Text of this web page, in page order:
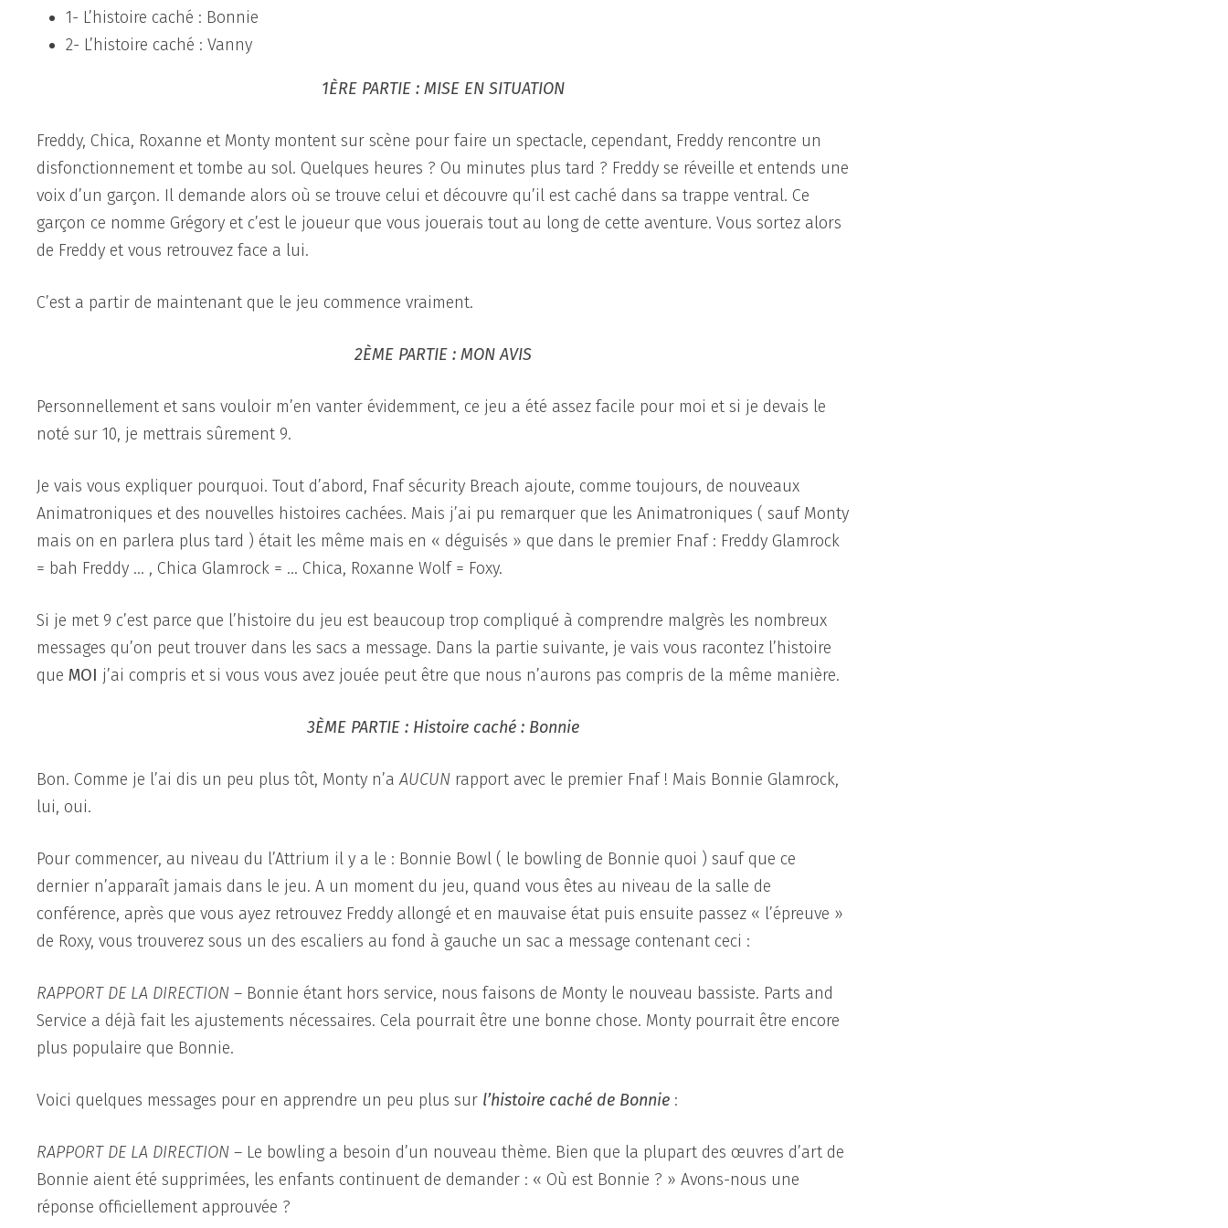
1- L’histoire caché : Bonnie
2- L’histoire caché : Vanny
1ÈRE PARTIE : MISE EN SITUATION
Freddy, Chica, Roxanne et Monty montent sur scène pour faire un spectacle, cependant, Freddy rencontre un
disfonctionnement et tombe au sol. Quelques heures ? Ou minutes plus tard ? Freddy se réveille et entends une
voix d’un garçon. Il demande alors où se trouve celui et découvre qu’il est caché dans sa trappe ventral. Ce
garçon ce nomme Grégory et c’est le joueur que vous jouerais tout au long de cette aventure. Vous sortez alors
de Freddy et vous retrouvez face a lui.
C’est a partir de maintenant que le jeu commence vraiment.
2ÈME PARTIE : MON AVIS
Personnellement et sans vouloir m’en vanter évidemment, ce jeu a été assez facile pour moi et si je devais le
noté sur 10, je mettrais sûrement 9.
Je vais vous expliquer pourquoi. Tout d’abord, Fnaf sécurity Breach ajoute, comme toujours, de nouveaux
Animatroniques et des nouvelles histoires cachées. Mais j’ai pu remarquer que les Animatroniques ( sauf Monty
mais on en parlera plus tard ) était les même mais en « déguisés » que dans le premier Fnaf : Freddy Glamrock
= bah Freddy … , Chica Glamrock = … Chica, Roxanne Wolf = Foxy.
Si je met 9 c’est parce que l’histoire du jeu est beaucoup trop compliqué à comprendre malgrès les nombreux
messages qu’on peut trouver dans les sacs a message. Dans la partie suivante, je vais vous racontez l’histoire
queMOI j’ai compris et si vous vous avez jouée peut être que nous n’aurons pas compris de la même manière.
3ÈME PARTIE : Histoire caché : Bonnie
Bon. Comme je l’ai dis un peu plus tôt, Monty n’aAUCUN rapport avec le premier Fnaf ! Mais Bonnie Glamrock,
lui, oui.
Pour commencer, au niveau du l’Attrium il y a le : Bonnie Bowl ( le bowling de Bonnie quoi ) sauf que ce
dernier n’apparaît jamais dans le jeu. A un moment du jeu, quand vous êtes au niveau de la salle de
conférence, après que vous ayez retrouvez Freddy allongé et en mauvaise état puis ensuite passez « l’épreuve »
de Roxy, vous trouverez sous un des escaliers au fond à gauche un sac a message contenant ceci :
RAPPORT DE LA DIRECTION – Bonnie étant hors service, nous faisons de Monty le nouveau bassiste. Parts and
Service a déjà fait les ajustements nécessaires. Cela pourrait être une bonne chose. Monty pourrait être encore
plus populaire que Bonnie.
Voici quelques messages pour en apprendre un peu plus sur l’histoire caché de Bonnie :
RAPPORT DE LA DIRECTION – Le bowling a besoin d’un nouveau thème. Bien que la plupart des œuvres d’art de
Bonnie aient été supprimées, les enfants continuent de demander : « Où est Bonnie ? » Avons-nous une
réponse officiellement approuvée ?